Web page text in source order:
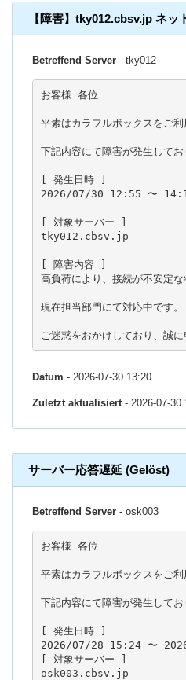
【障害】tky012.cbsv.jp ネ
Betreffend Server - tky012
お客様 各位
平素はカラフルボックスをご
下記内容にて障害が発生してお
[ 発生日時 ]
2026/07/30 12:55 〜
[ 対象サーバー ]
tky012.cbsv.jp
[ 障害内容 ]
高負荷により、接続が不安定な
現在担当部門にて対応中です。
ご迷惑をおかけしており、誠に
Datum - 2026-07-30 13:20
Zuletzt aktualisiert- 2026-07-30
サーバー応答遅延 (Gelöst)
Betreffend Server - osk003
お客様 各位
平素はカラフルボックスをご
下記内容にて障害が発生してお
[ 発生日時 ]
2026/07/28 15:24 〜
[ 対象サーバー ]
osk003.cbsv.jp